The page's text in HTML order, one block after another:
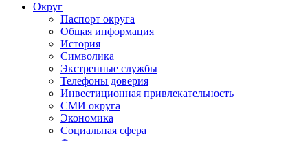
Округ
Паспорт округа
Общая информация
История
Символика
Экстренные службы
Телефоны доверия
Инвестиционная привлекательность
СМИ округа
Экономика
Социальная сфера